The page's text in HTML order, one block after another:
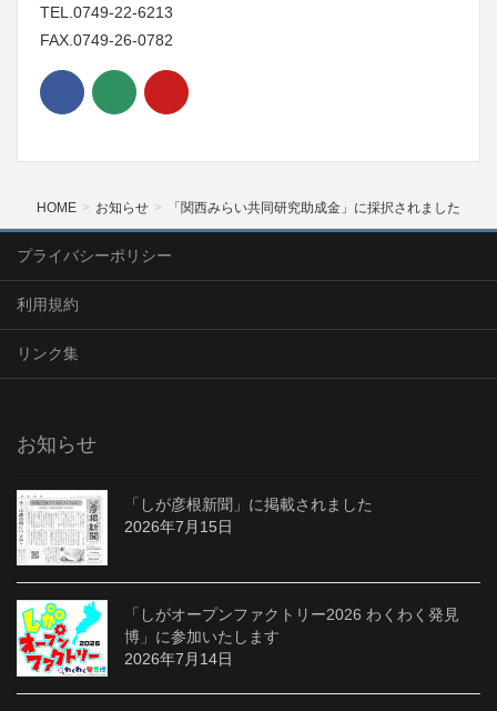
TEL.0749-22-6213
FAX.0749-26-0782
HOME お知らせ 「関西みらい共同研究助成金」に採択されました
プライバシーポリシー
利用規約
リンク集
お知らせ
「しが彦根新聞」に掲載されました
2026年7月15日
「しがオープンファクトリー2026 わくわく発見
博」に参加いたします
2026年7月14日